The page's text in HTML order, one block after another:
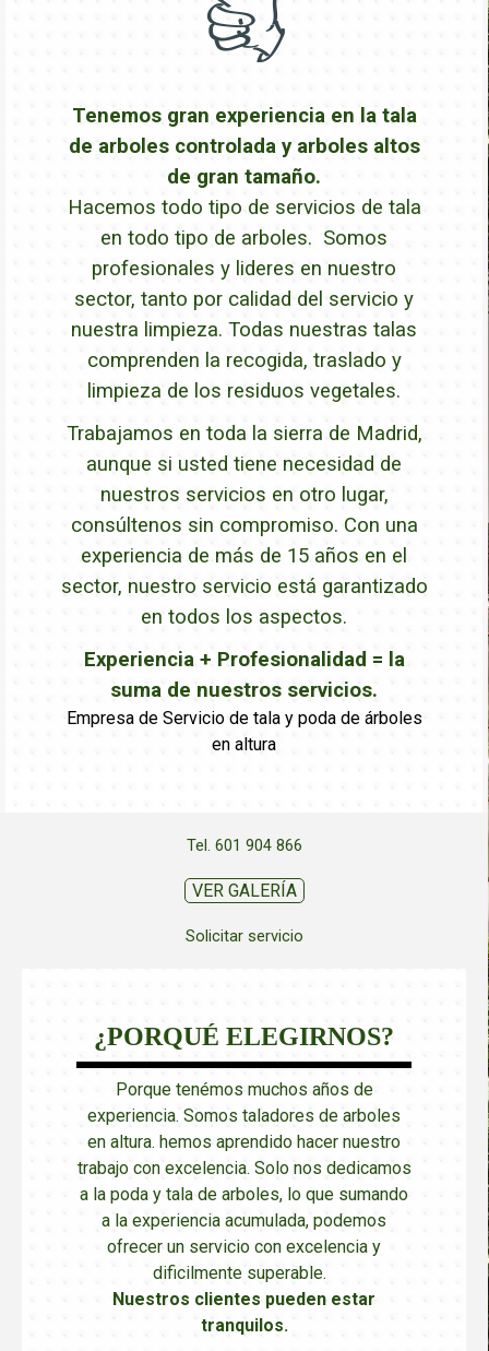
Tenemos gran experiencia en la tala
de arboles controlada y arboles altos
de gran tamaño.
Hacemos todo tipo de servicios de tala
en todo tipo de arboles. Somos
profesionales y lideres en nuestro
sector, tanto por calidad del servicio y
nuestra limpieza. Todas nuestras talas
comprenden la recogida, traslado y
limpieza de los residuos vegetales.
Trabajamos en toda la sierra de Madrid,
aunque si usted tiene necesidad de
nuestros servicios en otro lugar,
consúltenos sin compromiso. Con una
experiencia de más de 15 años en el
sector, nuestro servicio está garantizado
en todos los aspectos.
Experiencia + Profesionalidad = la
suma de nuestros servicios.
Empresa de Servicio de tala y poda de árboles
en altura
Tel. 601 904 866
VER GALERÍA
Solicitar servicio
¿PORQUÉ ELEGIRNOS?
Porque tenémos muchos años de
experiencia. Somos taladores de arboles
en altura. hemos aprendido hacer nuestro
trabajo con excelencia. Solo nos dedicamos
a la poda y tala de arboles, lo que sumando
a la experiencia acumulada, podemos
ofrecer un servicio con excelencia y
dificilmente superable.
Nuestros clientes pueden estar
tranquilos.